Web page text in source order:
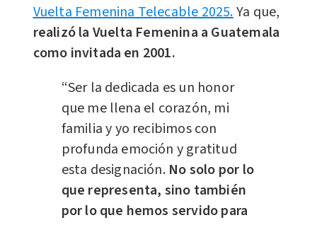
Vuelta Femenina Telecable 2025.Ya que,
realizóla Vuelta Femenina a Guatemala
como invitada en 2001.
“Ser la dedicada es un honor
que me llena el corazón, mi
familia y yo recibimos con
profunda emoción y gratitud
esta designación. No solo por lo
que representa, sino también
por lo que hemos servido para